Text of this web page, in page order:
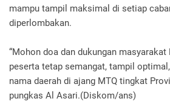
mampu tampil maksimal di setiap
diperlombakan.
“Mohon doa dan dukungan masyarakat
peserta tetap semangat, tampil
nama daerah di ajang MTQ tingkat
pungkas Al Asari.(Diskom/ans)